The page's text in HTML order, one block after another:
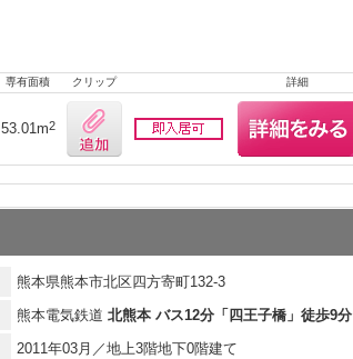
専有面積 クリップ 詳細
53.01m2
熊本県熊本市北区四方寄町132-3
熊本電気鉄道 北熊本 バス12分「四王子橋」徒歩9分
2011年03月／地上3階地下0階建て